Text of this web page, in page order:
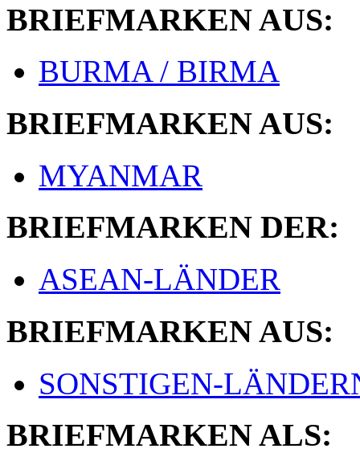
BRIEFMARKEN AUS:
BURMA / BIRMA
BRIEFMARKEN AUS:
MYANMAR
BRIEFMARKEN DER:
ASEAN-LÄNDER
BRIEFMARKEN AUS:
SONSTIGEN-
BRIEFMARKEN ALS: